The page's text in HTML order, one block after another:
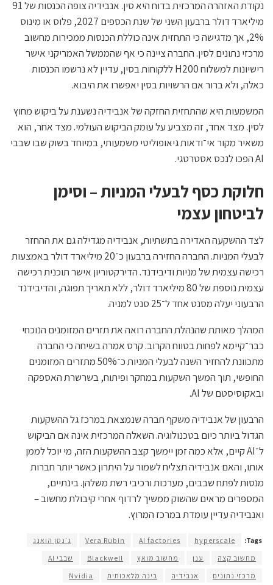
נקודת האזהרה המרכזית בדוח היא סין. אנבידיה צופה הכנסות של 91
מיליארד דולר ברבעון השני של שנת הכספים 2027, פלוס או מינוס
2%, אך מדגישה כי התחזית אינה כוללת הכנסות ממכירות מחשוב
מרכזי נתונים לסין. החברה ציינה כי אף שהממשל האמריקני אישר
רישיונות למשלוח H200 ללקוחות בסין, עדיין לא נרשמו הכנסות
כאלה, ולא ברור אם הרשויות בסין יאפשרו את היבוא.
המשמעות היא שהתחזית החזקה של אנבידיה נשענת על ביקוש מחוץ
לסין. מצד אחד, זה מצביע על עומק הביקוש העולמי. מצד אחר, הוא
משאיר מקור אי־ודאות גיאופוליטי משמעותי, במיוחד בשוק שבו שבבי
AI הפכו לנכס אסטרטגי.
חלוקת כסף לבעלי המניות – וסימן
לביטחון עצמי
לצד ההשקעה האדירה בתשתיות, אנבידיה מגדילה גם את ההחזר
לבעלי המניות. החברה החזירה ברבעון כ־20 מיליארד דולר באמצעות
רכישה עצמית של מניות ודיבידנד. הדירקטוריון אישר תוכנית רכישה
עצמית נוספת של 80 מיליארד דולר, ללא תאריך תפוגה, והדיבידנד
הרבעוני יעלה מסנט אחד ל־25 סנט למניה.
המהלך מאותת שהנהלת החברה רואה את תזרים המזומנים הנוכחי
כבר־קיימא לפחות בטווח הקרוב. קרס אמרה בשיחה כי החברה
מתכוונת להחזיר השנה לבעלי המניות כ־50% מתזרים המזומנים
החופשי, תוך המשך השקעות במחקר ופיתוח, בשרשרת האספקה
ובאקוסיסטם של AI.
הרבעון של אנבידיה משקף חברה שנמצאת במרכז גל ההשקעות
הגדול ביותר כיום בטכנולוגיה. השאלה המרכזית אינה אם הביקוש
ל־AI קיים, אלא כמה זמן יימשך קצב ההשקעות הזה, מי יוכל לממן
אותו, והאם אנבידיה תצליח לשמור על היתרון כאשר יותר חברות
מנסות לפתח שבבים, מערכות ורכיבי רשת משלהן. בינתיים,
המספרים מראים שהשוק ממשיך לרדוף אחרי קיבולת מחשוב –
ואנבידיה עדיין עומדת במרכז המרוץ.
Tags:
hyperscale
AI factories
Vera Rubin
ג׳נסן הואנג
מחשוב קצה
ענן מחשוב מואץ Blackwell
שבבי AI
מרכזי נתונים
אנבידיה בינה מלאכותית Nvidia